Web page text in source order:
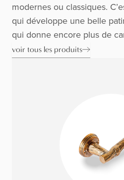
modernes ou classiques.
qui développe une belle
qui donne encore plus de
voir tous les produits